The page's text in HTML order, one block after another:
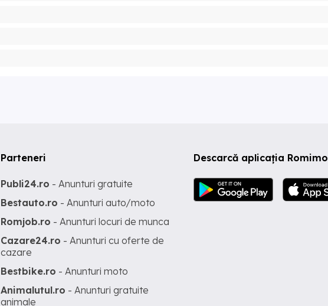
Descarcă aplicația Romimo
Parteneri
Publi24.ro - Anunturi gratuite
Bestauto.ro - Anunturi auto/moto
Romjob.ro - Anunturi locuri de munca
Cazare24.ro - Anunturi cu oferte de
cazare
Bestbike.ro - Anunturi moto
Animalutul.ro - Anunturi gratuite
animale